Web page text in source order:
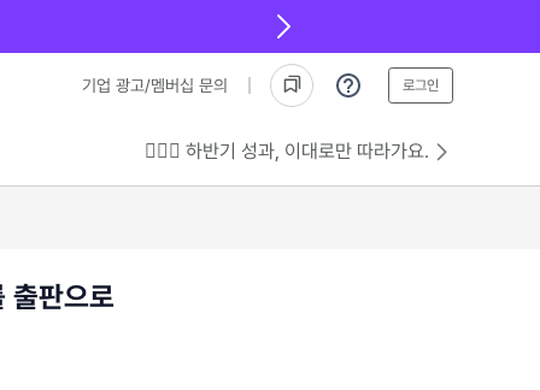
기업 광고/멤버십 문의 로그인
💁🏻‍♂️ 하반기 성과, 이대로만 따라가요.
출판으로